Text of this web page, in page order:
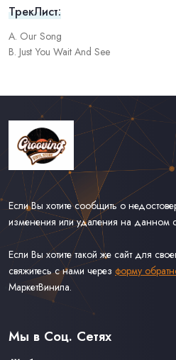
ТрекЛист:
A. Our Song
B. Just You Wait And See
Если Вы хотите сообщить о
изменения или удаления на данном
Если Вы хотите такой же сайт для
свяжитесь с нами через форму
МаркетВинила.
Связаться С Нами
Оферта
Мы в Соц. Сетях